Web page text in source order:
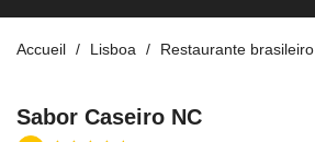
Accueil Lisboa Restaurante brasileiro
Sabor Caseiro NC